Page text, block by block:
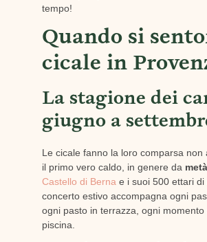
tempo!
Quando si
cicale in
La stagione dei
giugno a
Le cicale fanno la loro comparsa non
il primo vero caldo, in genere da
Castello di Berna e i suoi 500 ettari
concerto estivo accompagna ogni
ogni pasto in terrazza, ogni momento
piscina.